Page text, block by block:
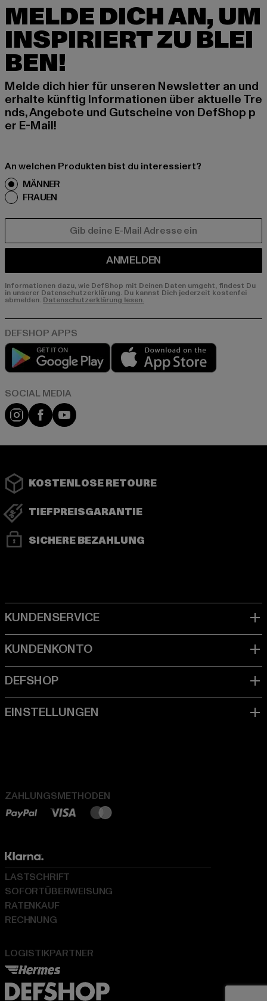
MELDE DICH AN, UM
INSPIRIERT ZU BLEI
BEN!
Melde dich hier für unseren Newsletter an und
erhalte künftig Informationen über aktuelle Tre
nds, Angebote und Gutscheine von DefShop p
er E-Mail!
An welchen Produkten bist du interessiert?
MÄNNER
FRAUEN
ANMELDEN
Informationen dazu, wie DefShop mit Deinen Daten umgeht, findest Du
in unserer Datenschutzerklärung. Du kannst Dich jederzeit kostenfei
abmelden. Datenschutzerklärung lesen.
Play market
Instagram
FacebookYouTube
KOSTENLOSE RETOURE
TIEFPREISGARANTIE
SICHERE BEZAHLUNG
ZAHLUNGSMETHODEN
LOGISTIKPARTNER
LASTSCHRIFT
SOFORTÜBERWEISUNG
RATENKAUF
RECHNUNG